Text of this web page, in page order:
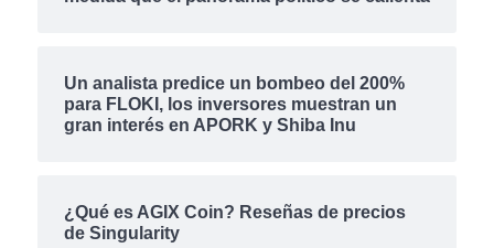
Un analista predice un bombeo del 200%
para FLOKI, los inversores muestran un
gran interés en APORK y Shiba Inu
¿Qué es AGIX Coin? Reseñas de precios
de Singularity